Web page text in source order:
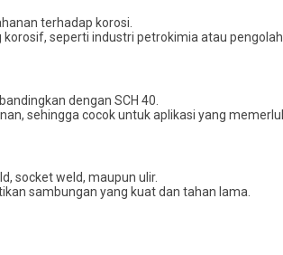
terhadap korosi.
seperti industri petrokimia atau
dengan SCH 40.
sehingga cocok untuk aplikasi yang
socket weld, maupun ulir.
sambungan yang kuat dan tahan lama.